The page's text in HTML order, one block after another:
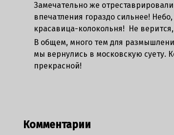
Замечательно же
впечатления гораздо сильнее!
красавица-колокольня! Не
В общем, много тем для
мы вернулись в московскую суету.
прекрасной!
Комментарии